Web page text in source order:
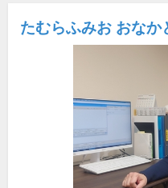
たむらふみお おなか